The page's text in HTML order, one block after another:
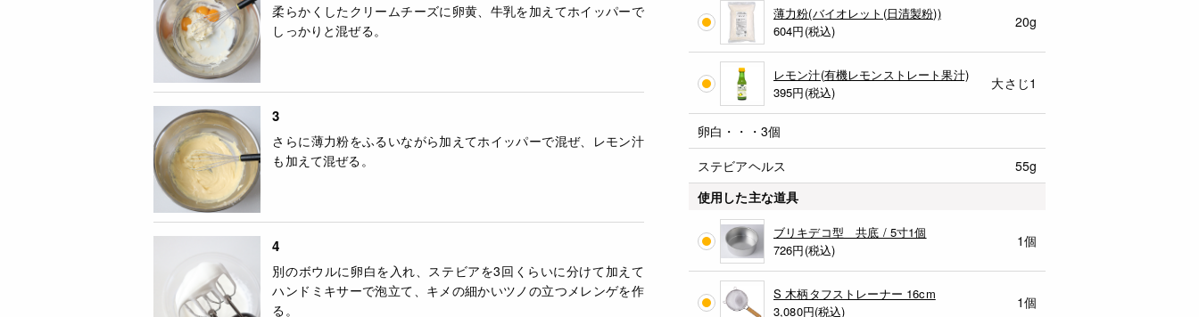
薄力粉(バイオレット(日清製粉))
604円(税込)
20g
レモン汁(有機レモンストレート果汁)
395円(税込)
大さじ1
卵白・・・3個
ステビアヘルス
55g
使用した主な道具
ブリキデコ型 共底 / 5寸1個
726円(税込)
1個
S 木柄タフストレーナー 16cm
3,080円(税込)
1個
柔らかくしたクリームチーズに卵黄、牛乳を加えてホイッパーで
しっかりと混ぜる。
3
さらに薄力粉をふるいながら加えてホイッパーで混ぜ、レモン汁
も加えて混ぜる。
4
別のボウルに卵白を入れ、ステビアを3回くらいに分けて加えて
ハンドミキサーで泡立て、キメの細かいツノの立つメレンゲを作
る。